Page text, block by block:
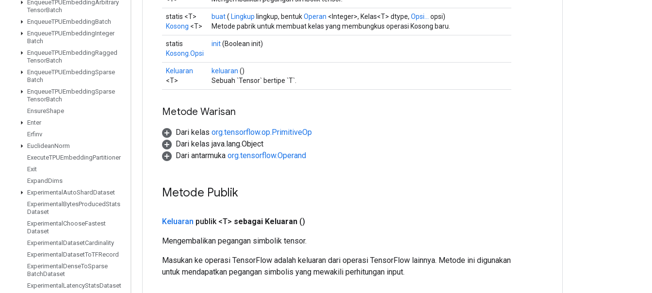
EnqueueTPUEmbeddingArbitrary
TensorBatch
EnqueueTPUEmbeddingBatch
EnqueueTPUEmbeddingInteger
Batch
EnqueueTPUEmbeddingRagged
TensorBatch
EnqueueTPUEmbeddingSparse
Batch
EnqueueTPUEmbeddingSparse
TensorBatch
EnsureShape
Enter
Erfinv
EuclideanNorm
ExecuteTPUEmbeddingPartitioner
Exit
ExpandDims
Experimental AutoShardDataset
Experimental BytesProducedStats
Dataset
Experimental ChooseFastest
Dataset
Experimental DatasetCardinality
Experimental DatasetToTFRecord
Experimental DenseToSparse
BatchDataset
Experimental LatencyStatsDataset
statis <T>
Kosong <T>
buat( Lingkup lingkup, bentukOperan <Integer>, Kelas<T> dtype, Opsi...
opsi)
Metode pabrik untuk membuat kelas yang membungkus operasi Kosong baru.
statis
Kosong.Opsi
init(Boolean init)
Keluaran
<T>
keluaran ()
Sebuah `Tensor` bertipe `T`.
Metode Warisan
Dari kelas org.tensorflow.op.PrimitiveOp
Dari kelas java.lang.Object
Dari antarmuka org.tensorflow.Operand
Metode Publik
Keluaran publik <T> sebagai Keluaran ()
Mengembalikan pegangan simbolik tensor.
Masukan ke operasi TensorFlow adalah keluaran dari operasi TensorFlow lainnya. Metode ini digunakan
untuk mendapatkan pegangan simbolis yang mewakili perhitungan input.